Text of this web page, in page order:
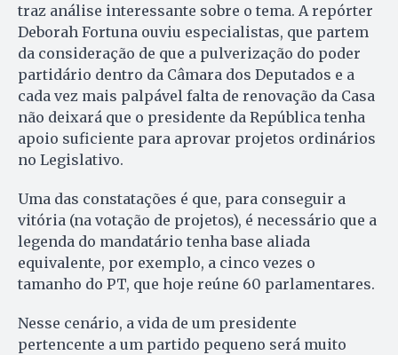
traz análise in­te­ressante sobre o tema. A repórter
Deborah Fortuna ouviu especialistas, que partem
da consideração de que a pulverização do po­der
partidário dentro da Câmara dos Deputados e a
cada vez mais pal­pável falta de renovação da Ca­sa
não deixará que o presidente da Re­pública tenha
apoio suficiente pa­ra aprovar projetos ordinários
no Legislativo.
Uma das constatações é que, para conseguir a
vitória (na votação de projetos), é necessário que a
le­genda do mandatário tenha base aliada
equivalente, por exemplo, a cin­co vezes o
tamanho do PT, que ho­je reúne 60 parlamentares.
Nesse cenário, a vida de um pre­sidente
pertencente a um partido pequeno será muito